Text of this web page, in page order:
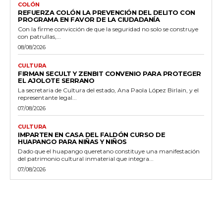
COLÓN
REFUERZA COLÓN LA PREVENCIÓN DEL DELITO CON
PROGRAMA EN FAVOR DE LA CIUDADANÍA
Con la firme convicción de que la seguridad no solo se construye
con patrullas,...
08/08/2026
CULTURA
FIRMAN SECULT Y ZENBIT CONVENIO PARA PROTEGER
EL AJOLOTE SERRANO
La secretaria de Cultura del estado, Ana Paola López Birlain, y el
representante legal...
07/08/2026
CULTURA
IMPARTEN EN CASA DEL FALDÓN CURSO DE
HUAPANGO PARA NIÑAS Y NIÑOS
Dado que el huapango queretano constituye una manifestación
del patrimonio cultural inmaterial que integra...
07/08/2026